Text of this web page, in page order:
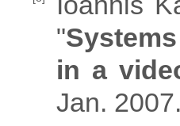
"
in a
Jan. 2007.